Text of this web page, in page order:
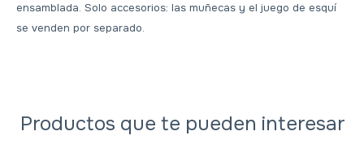
ensamblada. Solo accesorios: las muñecas y el juego de esquí
se venden por separado.
Productos que te pueden interesar